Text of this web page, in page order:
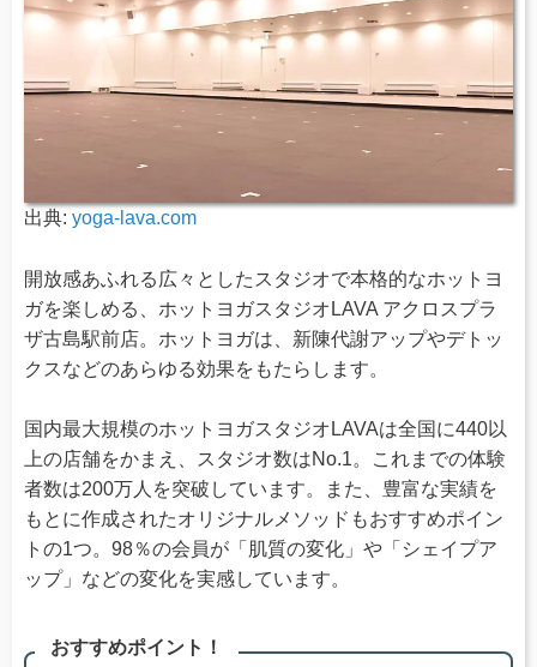
出典: yoga-lava.com
開放感あふれる広々としたスタジオで本格的なホットヨ
ガを楽しめる、ホットヨガスタジオLAVA アクロスプラ
ザ古島駅前店。ホットヨガは、新陳代謝アップやデトッ
クスなどのあらゆる効果をもたらします。
国内最大規模のホットヨガスタジオLAVAは全国に440以
上の店舗をかまえ、スタジオ数はNo.1。これまでの体験
者数は200万人を突破しています。また、豊富な実績を
もとに作成されたオリジナルメソッドもおすすめポイン
トの1つ。98％の会員が「肌質の変化」や「シェイプア
ップ」などの変化を実感しています。
おすすめポイント！